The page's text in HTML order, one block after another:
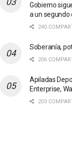
Gobierno
a un
240
Soberanía,
206
Apiladas
Enterprise,
203